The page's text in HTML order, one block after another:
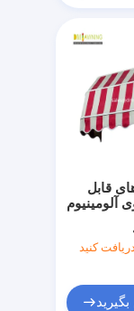
قابل
کنید